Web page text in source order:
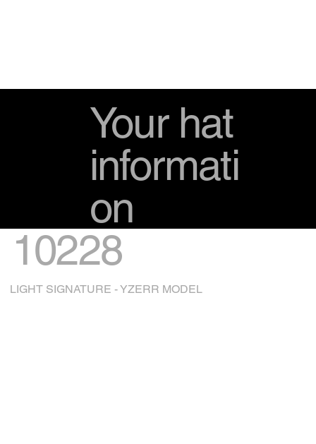
Your hat
informati
on
10228
LIGHT SIGNATURE - YZERR MODEL